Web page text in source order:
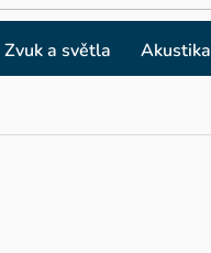
Zvuk a světla Akustika